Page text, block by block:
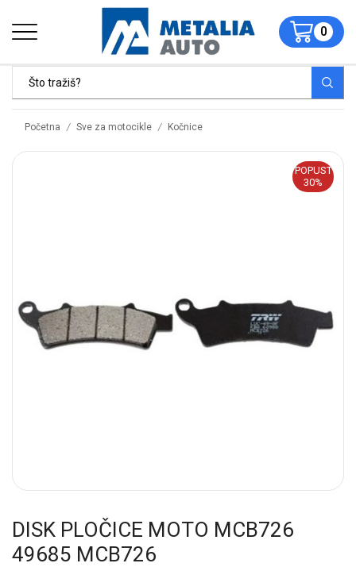
0
Početna / Sve za motocikle / Kočnice
POPUST
30%
DISK PLOČICE MOTO MCB726
49685 MCB726